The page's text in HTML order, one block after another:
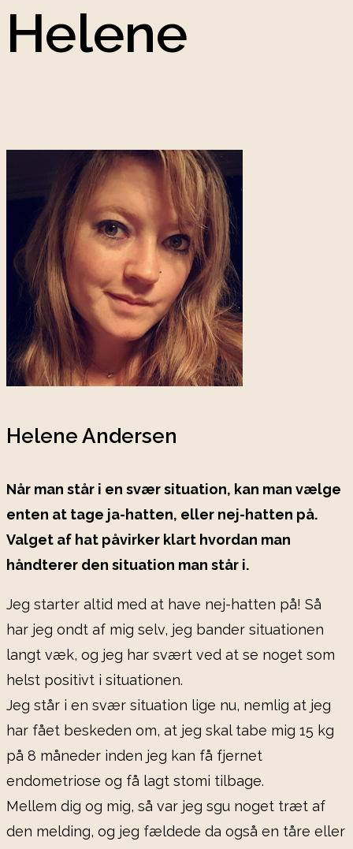
Helene
Helene Andersen
Når man står i en svær situation, kan man vælge
enten at tage ja-hatten, eller nej-hatten på.
Valget af hat påvirker klart hvordan man
håndterer den situation man står i.
Jeg starter altid med at have nej-hatten på! Så
har jeg ondt af mig selv, jeg bander situationen
langt væk, og jeg har svært ved at se noget som
helst positivt i situationen.
Jeg står i en svær situation lige nu, nemlig at jeg
har fået beskeden om, at jeg skal tabe mig 15 kg
på 8 måneder inden jeg kan få fjernet
endometriose og få lagt stomi tilbage.
Mellem dig og mig, så var jeg sgu noget træt af
den melding, og jeg fældede da også en tåre eller